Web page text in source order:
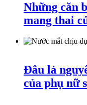
Những căn
mang thai
Đâu là
của phụ nữ